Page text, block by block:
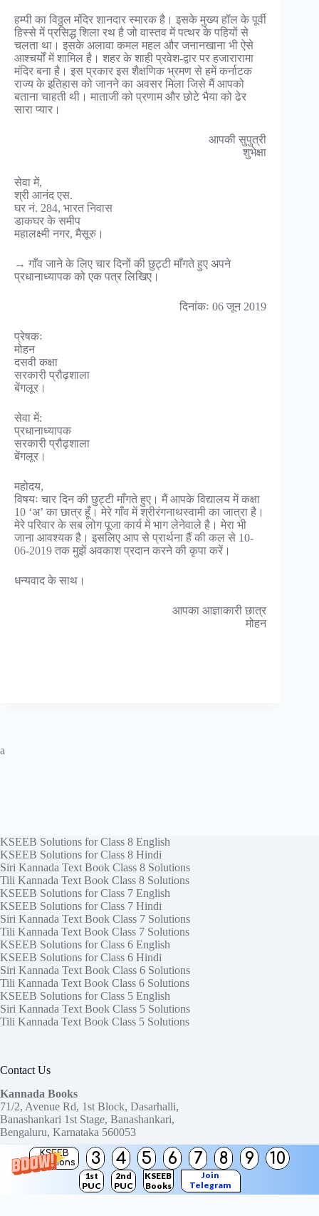
KSEEB
Solutions
3 4 5 6 7 8 9 10
1st
PUC
2nd
PUC
KSEEB
Books
Join
Telegram
Channel
हम्पी का विठ्ठल मंदिर शानदार स्मारक है। इसके मुख्य हॉल के पूर्वी
हिस्से में प्रसिद्ध शिला रथ है जो वास्तव में पत्थर के पहियों से
चलता था। इसके अलावा कमल महल और जनानखाना भी ऐसे
आश्चर्यों में शामिल है। शहर के शाही प्रवेश-द्वार पर हजारारामा
मंदिर बना है। इस प्रकार इस शैक्षणिक भ्रमण से हमें कर्नाटक
राज्य के इतिहास को जानने का अवसर मिला जिसे मैं आपको
बताना चाहती थी। माताजी को प्रणाम और छोटे भैया को ढेर
सारा प्यार।
आपकी सुपुत्री
शुभेक्षा
सेवा में,
श्री आनंद एस.
घर नं. 284, भारत निवास
डाकघर के समीप
महालक्ष्मी नगर, मैसूरु।
→ गाँव जाने के लिए चार दिनों की छुट्टी माँगते हुए अपने
प्रधानाध्यापक को एक पत्र लिखिए।
दिनांकः 06 जून 2019
प्रेषकः
मोहन
दसवी कक्षा
सरकारी प्रौढ़शाला
बेंगलूर।
सेवा में:
प्रधानाध्यापक
सरकारी प्रौढ़शाला
बेंगलूर।
महोदय,
विषयः चार दिन की छुट्टी माँगते हुए। मैं आपके विद्यालय में कक्षा
10 ‘अ’ का छात्र हूँ। मेरे गाँव में श्रीरंगनाथस्वामी का जात्रा है।
मेरे परिवार के सब लोग पूजा कार्य में भाग लेनेवाले है। मेरा भी
जाना आवश्यक है। इसलिए आप से प्रार्थना हैं की कल से 10-
06-2019 तक मुझें अवकाश प्रदान करने की कृपा करें।
धन्यवाद के साथ।
आपका आज्ञाकारी छात्र
मोहन
a
KSEEB Solutions for Class 8 English
KSEEB Solutions for Class 8 Hindi
Siri Kannada Text Book Class 8 Solutions
Tili Kannada Text Book Class 8 Solutions
KSEEB Solutions for Class 7 English
KSEEB Solutions for Class 7 Hindi
Siri Kannada Text Book Class 7 Solutions
Tili Kannada Text Book Class 7 Solutions
KSEEB Solutions for Class 6 English
KSEEB Solutions for Class 6 Hindi
Siri Kannada Text Book Class 6 Solutions
Tili Kannada Text Book Class 6 Solutions
KSEEB Solutions for Class 5 English
Siri Kannada Text Book Class 5 Solutions
Tili Kannada Text Book Class 5 Solutions
Contact Us
Kannada Books
71/2, Avenue Rd, 1st Block, Dasarhalli,
Banashankari 1st Stage, Banashankari,
Bengaluru, Karnataka 560053
Need help or have a question?
Contact us at:
ktbssolutions@gmail.com
Copyright © 2026KTBS Solutions